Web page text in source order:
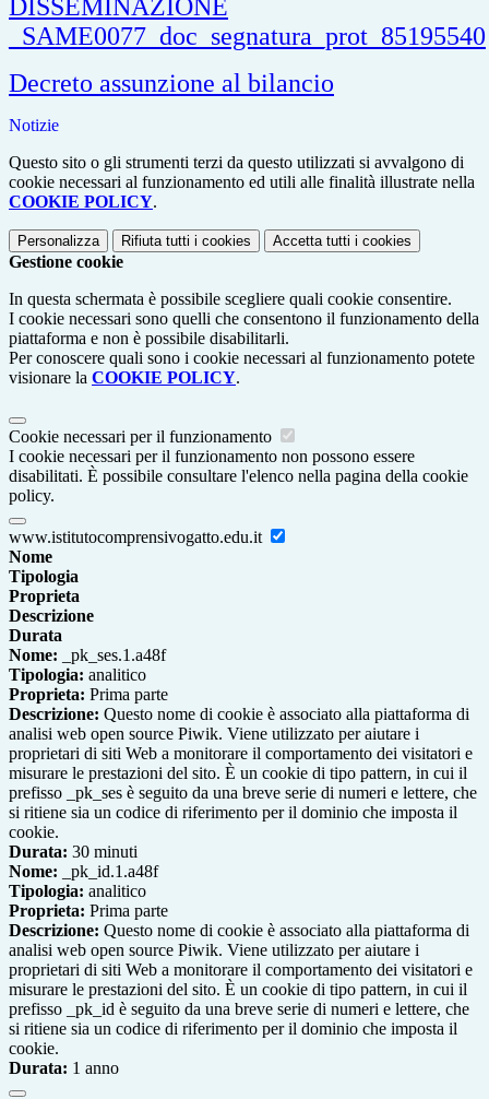
DISSEMINAZIONE
_SAME0077_doc_segnatura_prot_85195540
Decreto assunzione al bilancio
Notizie
Questo sito o gli strumenti terzi da questo utilizzati si avvalgono di
cookie necessari al funzionamento ed utili alle finalità illustrate nella
COOKIE POLICY.
Personalizza Rifiuta tutti i cookies Accetta tutti i cookies
Gestione cookie
In questa schermata è possibile scegliere quali cookie consentire.
I cookie necessari sono quelli che consentono il funzionamento della
piattaforma e non è possibile disabilitarli.
Per conoscere quali sono i cookie necessari al funzionamento potete
visionare la COOKIE POLICY.
Cookie necessari per il funzionamento
I cookie necessari per il funzionamento non possono essere
disabilitati. È possibile consultare l'elenco nella pagina della cookie
policy.
www.istitutocomprensivogatto.edu.it
Nome
Tipologia
Proprieta
Descrizione
Durata
Nome: _pk_ses.1.a48f
Tipologia: analitico
Proprieta: Prima parte
Descrizione: Questo nome di cookie è associato alla piattaforma di
analisi web open source Piwik. Viene utilizzato per aiutare i
proprietari di siti Web a monitorare il comportamento dei visitatori e
misurare le prestazioni del sito. È un cookie di tipo pattern, in cui il
prefisso _pk_ses è seguito da una breve serie di numeri e lettere, che
si ritiene sia un codice di riferimento per il dominio che imposta il
cookie.
Durata: 30 minuti
Nome: _pk_id.1.a48f
Tipologia: analitico
Proprieta: Prima parte
Descrizione: Questo nome di cookie è associato alla piattaforma di
analisi web open source Piwik. Viene utilizzato per aiutare i
proprietari di siti Web a monitorare il comportamento dei visitatori e
misurare le prestazioni del sito. È un cookie di tipo pattern, in cui il
prefisso _pk_id è seguito da una breve serie di numeri e lettere, che
si ritiene sia un codice di riferimento per il dominio che imposta il
cookie.
Durata: 1 anno